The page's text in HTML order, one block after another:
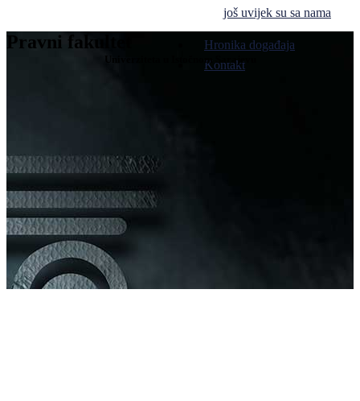
još uvijek su sa nama
Hronika događaja
Kontakt
Pravni fakultet
Univerziteta u Istočnom Sarajevu